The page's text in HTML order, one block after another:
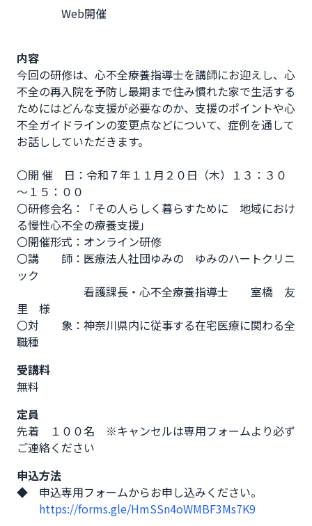
内容
今回の研修は、心不全療養指導士を講師にお迎えし、心
不全の再入院を予防し最期まで住み慣れた家で生活する
ためにはどんな支援が必要なのか、支援のポイントや心
不全ガイドラインの変更点などについて、症例を通して
お話ししていただきます。
〇開 催　日：令和７年１１月２０日（木）１３：３０
～１５：００
〇研修会名：「その人らしく暮らすために　地域におけ
る慢性心不全の療養支援」
〇開催形式：オンライン研修
〇講　　師：医療法人社団ゆみの　ゆみのハートクリニ
ック
看護課長・心不全療養指導士　　室橋　友
里　様
〇対　　象：神奈川県内に従事する在宅医療に関わる全
職種
受講料
無料
定員
先着 １００名 ※キャンセルは専用フォームより必ず
ご連絡ください
申込方法
◆　申込専用フォームからお申し込みください。
https://forms.gle/HmSSn4oWMBF3Ms7K9